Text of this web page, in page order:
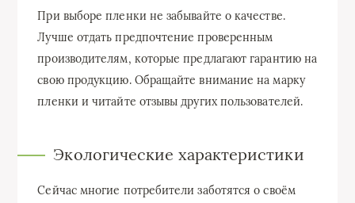
При выборе пленки не забывайте о качестве.
Лучше отдать предпочтение проверенным
производителям, которые предлагают гарантию на
свою продукцию. Обращайте внимание на марку
пленки и читайте отзывы других пользователей.
Экологические характеристики
Сейчас многие потребители заботятся о своём